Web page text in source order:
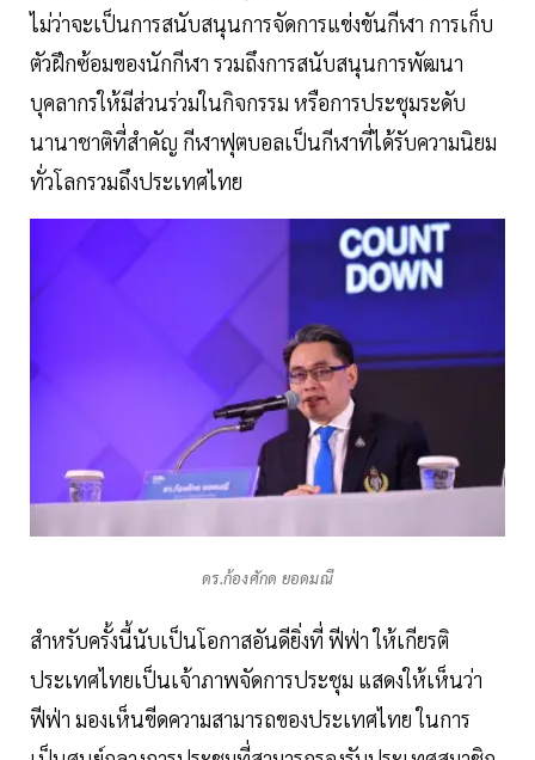
ไม่ว่าจะเป็นการสนับสนุนการจัดการแข่งขันกีฬา การเก็บ
ตัวฝึกซ้อมของนักกีฬา รวมถึงการสนับสนุนการพัฒนา
บุคลากรให้มีส่วนร่วมในกิจกรรม หรือการประชุมระดับ
นานาชาติที่สำคัญ กีฬาฟุตบอลเป็นกีฬาที่ได้รับความนิยม
ทั่วโลกรวมถึงประเทศไทย
ดร.ก้องศักด ยอดมณี
สำหรับครั้งนี้นับเป็นโอกาสอันดียิ่งที่ ฟีฟ่า ให้เกียรติ
ประเทศไทยเป็นเจ้าภาพจัดการประชุม แสดงให้เห็นว่า
ฟีฟ่า มองเห็นขีดความสามารถของประเทศไทย ในการ